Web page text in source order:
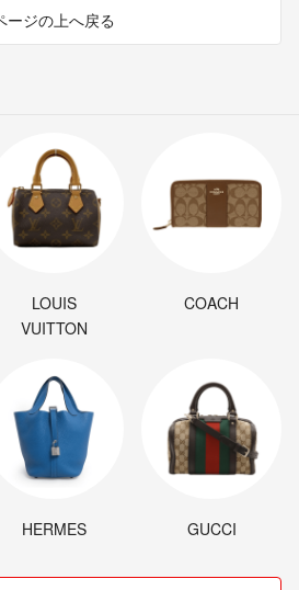
ージの上へ戻る
LOUIS
VUITTON
COACH
HERMES GUCCI